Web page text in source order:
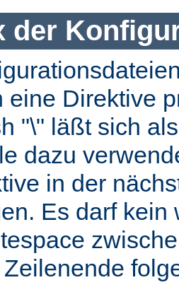
der
eine Direktive
"\" läßt sich
dazu
in der
Es darf kein